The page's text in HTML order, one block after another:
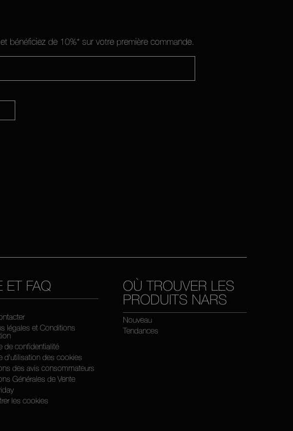
bénéficiez de 10%* sur votre première commande.
ET FAQ
légales et Conditions
de confidentialité
d'utilisation des cookies
des avis consommateurs
Générales de Vente
les cookies
OÙ TROUVER LES
PRODUITS NARS
Nouveau
Tendances